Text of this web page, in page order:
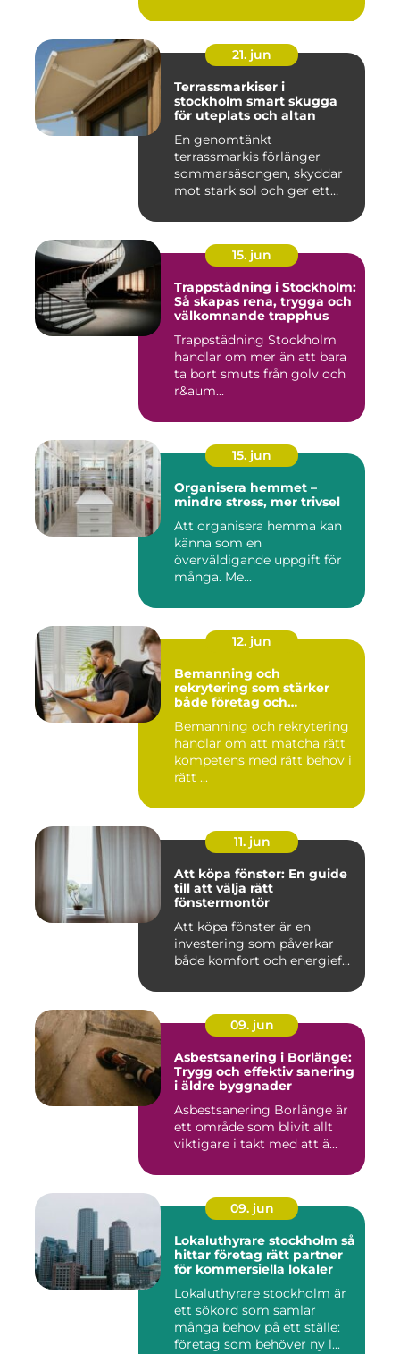
21. jun
Terrassmarkiser i
stockholm smart skugga
för uteplats och altan
En genomtänkt
terrassmarkis förlänger
sommarsäsongen, skyddar
mot stark sol och ger ett
15. jun
Trappstädning i Stockholm:
Så skapas rena, trygga och
välkomnande trapphus
Trappstädning Stockholm
handlar om mer än att bara
ta bort smuts från golv och
r&aum...
15. jun
Organisera hemmet –
mindre stress, mer trivsel
Att organisera hemma kan
känna som en
överväldigande uppgift för
många. Me...
12. jun
Bemanning och
rekrytering som stärker
både företag och
Bemanning och rekrytering
handlar om att matcha rätt
kompetens med rätt behov i
rätt ...
11. jun
Att köpa fönster: En guide
till att välja rätt
fönstermontör
Att köpa fönster är en
investering som påverkar
både komfort och energief...
09. jun
Asbestsanering i Borlänge:
Trygg och effektiv sanering
i äldre byggnader
Asbestsanering Borlänge är
ett område som blivit allt
viktigare i takt med att ä...
09. jun
Lokaluthyrare stockholm så
hittar företag rätt partner
för kommersiella lokaler
Lokaluthyrare stockholm är
ett sökord som samlar
många behov på ett ställe:
företag som behöver ny l...